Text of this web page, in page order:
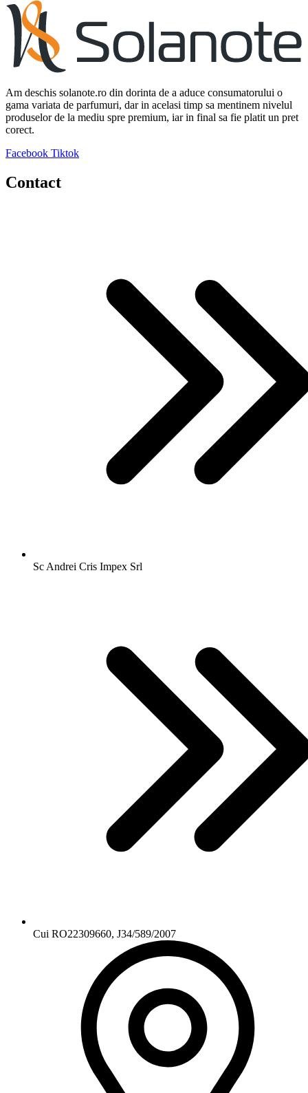
Am deschis solanote.ro din dorinta de a aduce consumatorului o
gama variata de parfumuri, dar in acelasi timp sa mentinem nivelul
produselor de la mediu spre premium, iar in final sa fie platit un pret
corect.
Facebook Tiktok
Contact
Sc Andrei Cris Impex Srl
Cui RO22309660, J34/589/2007